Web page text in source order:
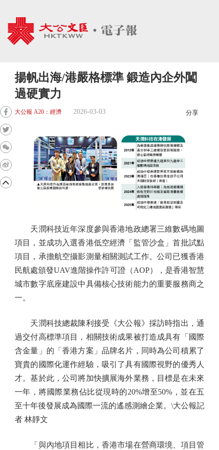
揚帆出海/港嚴格標準 鍛造內企外闖
過硬實力
大公報 A20：經濟 2026-03-03 分享
天潤科技近年深度參與香港地政總署三維數碼地圖
項目，並成功入選香港低空經濟「監管沙盒」首批試點
項目，承擔航空攝影測量相關測試工作。公司已獲香港
民航處頒發UAV進階操作許可證（AOP），是香港智慧
城市數字底座建設中具備核心技術能力的重要服務商之
一。
天潤科技總裁陳利接受《大公報》採訪時指出，通
過交付高標準項目，相關技術成果被打造成具有「國際
含金量」的「香港方案」品牌名片，同時為公司積累了
寶貴的國際化運作經驗，吸引了具有國際視野的優秀人
才。基於此，公司將加快擴展海外業務，目標是在未來
一年，將國際業務佔比從現時的20%增至50%，並在五
至十年後發展成為國際一流的遙感測繪企業。\大公報記
者 林靜文
「與內地項目相比，香港市場在營商環境、項目管